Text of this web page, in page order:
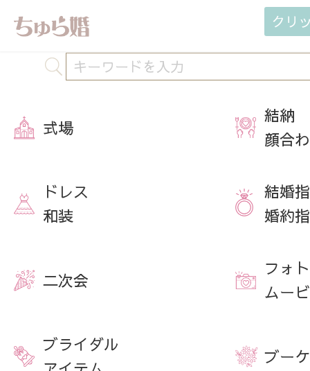
クリ
式場
結納
顔合
ドレス
和装
結婚
婚約
二次会
フォト
ムー
ブライダル
ブーケ